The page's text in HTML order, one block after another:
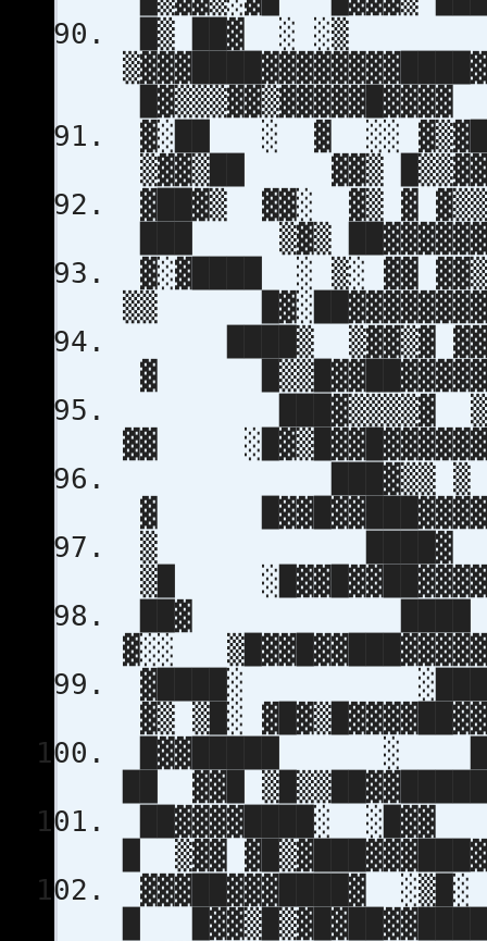
█▒ ██▓ ░ ░▒
█▓▒▒▒▓▓▒▓▓▓▓▓█▓▓▓▓
▓░██ ░ ▓ ░░
▒▓▓▒██ ▓▓▒
▓██▓▒ ▓▓░ ▓▒ ▓
███ ▒▓▒
▓░▓████ ░ ▒░ ▓▓
▒▒
████▒ ▒▓▓▒▓
▓
███▓▒▒▒▒▓
▓▓
███▓▒▒ ▒
▓
▒ ████▓ ░▒ ▓
▒█
██▓ ████ ░ ░
▓░░
▓████░ ░████
▓▒ ▒█░
█▓▓█████ ░
██ ▓▓█
██▓▓▓▓████░
█ ▒▓▓
█